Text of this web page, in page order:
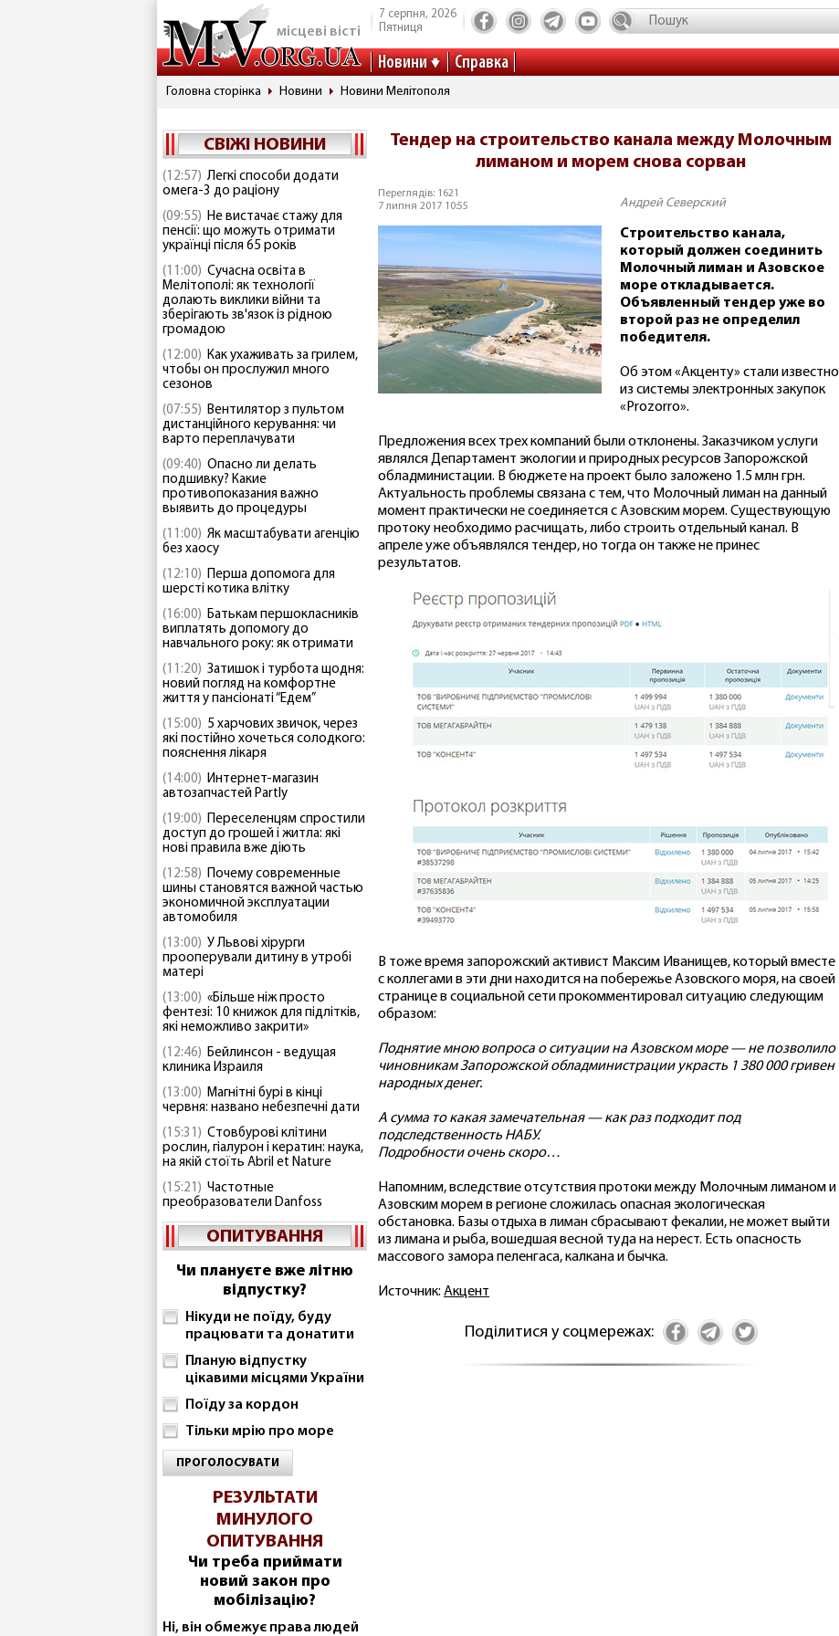
місцеві вісті
7 серпня, 2026
Пятниця
Новини Справка
Головна сторінка Новини Новини Мелітополя
СВІЖІ НОВИНИ
(12:57) Легкі способи додати
омега-3 до раціону
(09:55) Не вистачає стажу для
пенсії: що можуть отримати
українці після 65 років
(11:00) Сучасна освіта в
Мелітополі: як технології
долають виклики війни та
зберігають зв'язок із рідною
громадою
(12:00) Как ухаживать за грилем,
чтобы он прослужил много
сезонов
(07:55) Вентилятор з пультом
дистанційного керування: чи
варто переплачувати
(09:40) Опасно ли делать
подшивку? Какие
противопоказания важно
выявить до процедуры
(11:00) Як масштабувати агенцію
без хаосу
(12:10) Перша допомога для
шерсті котика влітку
(16:00) Батькам першокласників
виплатять допомогу до
навчального року: як отримати
(11:20) Затишок і турбота щодня:
новий погляд на комфортне
життя у пансіонаті “Едем”
(15:00) 5 харчових звичок, через
які постійно хочеться солодкого:
пояснення лікаря
(14:00) Интернет-магазин
автозапчастей Partly
(19:00) Переселенцям спростили
доступ до грошей і житла: які
нові правила вже діють
(12:58) Почему современные
шины становятся важной частью
экономичной эксплуатации
автомобиля
(13:00) У Львові хірурги
прооперували дитину в утробі
матері
(13:00) «Більше ніж просто
фентезі: 10 книжок для підлітків,
які неможливо закрити»
(12:46) Бейлинсон - ведущая
клиника Израиля
(13:00) Магнітні бурі в кінці
червня: названо небезпечні дати
(15:31) Стовбурові клітини
рослин, гіалурон і кератин: наука,
на якій стоїть Abril et Nature
(15:21) Частотные
преобразователи Danfoss
ОПИТУВАННЯ
Чи плануєте вже літню
відпустку?
Нікуди не поїду, буду
працювати та донатити
Планую відпустку
цікавими місцями України
Поїду за кордон
Тільки мрію про море
ПРОГОЛОСУВАТИ
РЕЗУЛЬТАТИ
МИНУЛОГО
ОПИТУВАННЯ
Чи треба приймати
новий закон про
мобілізацію?
Ні, він обмежує права людей
Тендер на строительство канала между Молочным
лиманом и морем снова сорван
Переглядів: 1621
7 липня 2017 10:55
Андрей Северский
Строительство канала,
который должен соединить
Молочный лиман и Азовское
море откладывается.
Объявленный тендер уже во
второй раз не определил
победителя.
Об этом «Акценту» стали известно
из системы электронных закупок
«Prozorro».
Предложения всех трех компаний были отклонены. Заказчиком услуги
являлся Департамент экологии и природных ресурсов Запорожской
обладминистации. В бюджете на проект было заложено 1.5 млн грн.
Актуальность проблемы связана с тем, что Молочный лиман на данный
момент практически не соединяется с Азовским морем. Существующую
протоку необходимо расчищать, либо строить отдельный канал. В
апреле уже объявлялся тендер, но тогда он также не принес
результатов.
В тоже время запорожский активист Максим Иванищев, который вместе
с коллегами в эти дни находится на побережье Азовского моря, на своей
странице в социальной сети прокомментировал ситуацию следующим
образом:
Поднятие мною вопроса о ситуации на Азовском море — не позволило
чиновникам Запорожской обладминистрации украсть 1 380 000 гривен
народных денег.
А сумма то какая замечательная — как раз подходит под
подследственность НАБУ.
Подробности очень скоро…
Напомним, вследствие отсутствия протоки между Молочным лиманом и
Азовским морем в регионе сложилась опасная экологическая
обстановка. Базы отдыха в лиман сбрасывают фекалии, не может выйти
из лимана и рыба, вошедшая весной туда на нерест. Есть опасность
массового замора пеленгаса, калкана и бычка.
Источник: Акцент
Поділитися у соцмережах: